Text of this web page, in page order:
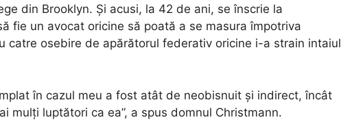
din Brooklyn. Și acusi, la 42 de ani, se înscrie la
fie un avocat oricine să poată a se masura împotriva
catre osebire de apărătorul federativ oricine i-a strain intaiul
în cazul meu a fost atât de neobisnuit și indirect, încât
mulți luptători ca ea”, a spus domnul Christmann.